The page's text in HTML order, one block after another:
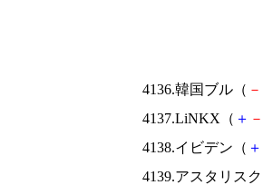
4136.韓国ブル（ －
4137.LiNKX（ ＋ －
4138.イビデン（ ＋
4139.アスタリス